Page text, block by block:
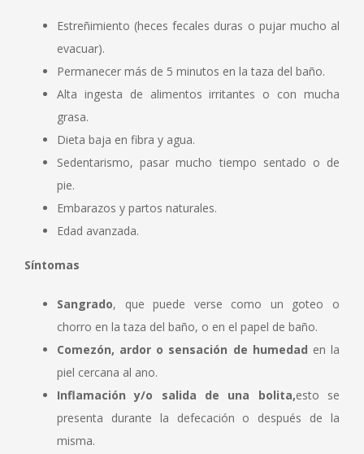
Estreñimiento (heces fecales duras o pujar mucho al
evacuar).
Permanecer más de 5 minutos en la taza del baño.
Alta ingesta de alimentos irritantes o con mucha
grasa.
Dieta baja en fibra y agua.
Sedentarismo, pasar mucho tiempo sentado o de
pie.
Embarazos y partos naturales.
Edad avanzada.
Síntomas
Sangrado, que puede verse como un goteo o
chorro en la taza del baño, o en el papel de baño.
Comezón, ardor o sensación de humedad en la
piel cercana al ano.
Inflamación y/o salida de una bolita,esto se
presenta durante la defecación o después de la
misma.